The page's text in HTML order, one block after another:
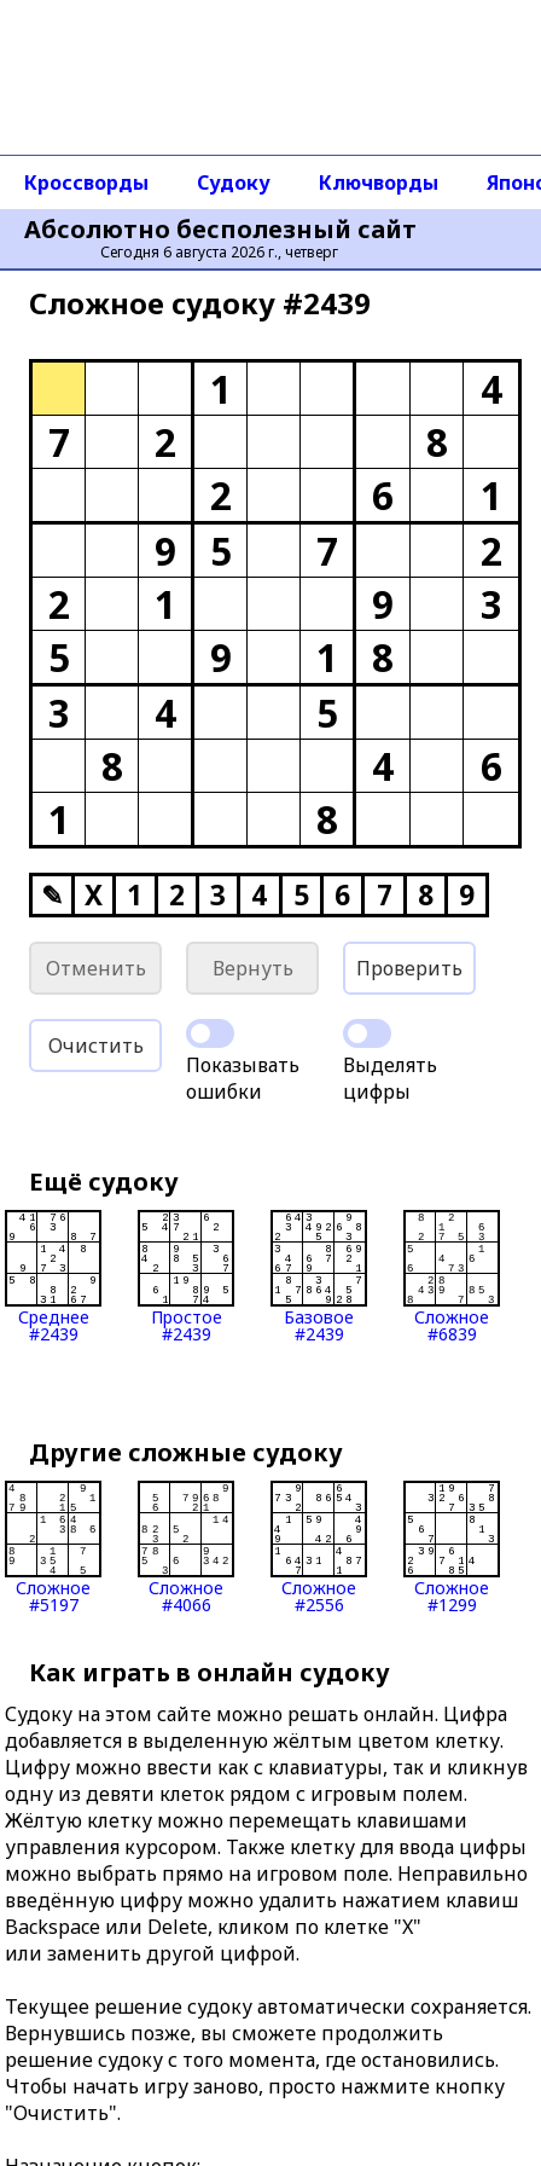
Абсолютно бесполезный сайт
Сегодня 6 августа 2026 г., четверг
Кроссворды Судоку Ключворды
Сложное cудоку #2439
1
4
7
2
8
2
6
1
9
5 7
2
2
1 9
3
5
9 1
8
3
4
5
8
4
6
1
8
✎ X 1 2 3 4 5 6 7 8 9
Отменить Вернуть Проверить
Очистить
Показывать
ошибки
Выделять
цифры
Ещё судоку
Среднее
#2439
Простое
#2439
Базовое
#2439
Сложное
#6839
Другие сложные судоку
Сложное
#5197
Сложное
#4066
Сложное
#2556
Сложное
#1299
Как играть в онлайн судоку
Судоку на этом сайте можно решать онлайн. Цифра
добавляется в выделенную жёлтым цветом клетку.
Цифру можно ввести как с клавиатуры, так и кликнув
одну из девяти клеток рядом с игровым полем.
Жёлтую клетку можно перемещать клавишами
управления курсором. Также клетку для ввода цифры
можно выбрать прямо на игровом поле. Неправильно
введённую цифру можно удалить нажатием клавиш
Backspace или Delete, кликом по клетке "X"
или заменить другой цифрой.
Текущее решение судоку автоматически сохраняется.
Вернувшись позже, вы сможете продолжить
решение судоку с того момента, где остановились.
Чтобы начать игру заново, просто нажмите кнопку
"Очистить".